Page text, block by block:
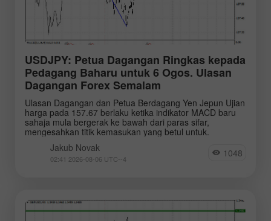
USDJPY: Petua Dagangan Ringkas kepada
Pedagang Baharu untuk 6 Ogos. Ulasan
Dagangan Forex Semalam
Ulasan Dagangan dan Petua Berdagang Yen Jepun Ujian
harga pada 157.67 berlaku ketika indikator MACD baru
sahaja mula bergerak ke bawah dari paras sifar,
mengesahkan titik kemasukan yang betul untuk.
Jakub Novak
02:41 2026-08-06 UTC--4 1048